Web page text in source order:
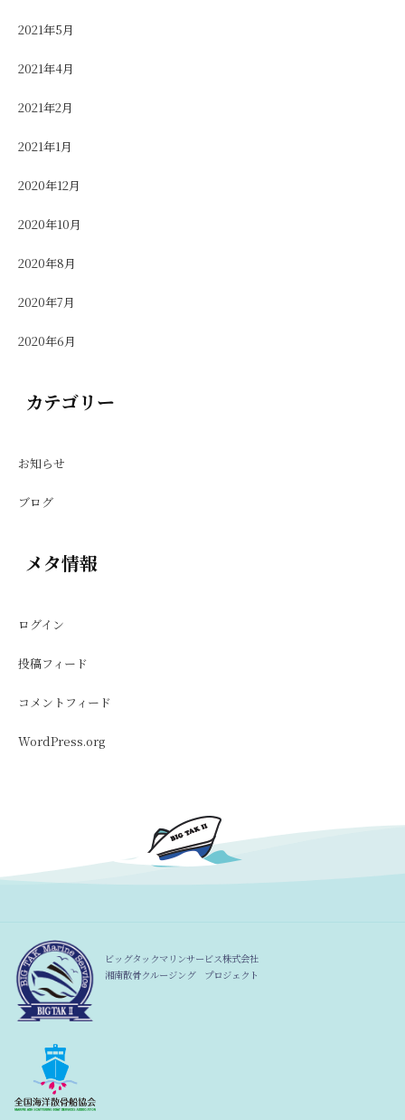
2021年5月
2021年4月
2021年2月
2021年1月
2020年12月
2020年10月
2020年8月
2020年7月
2020年6月
カテゴリー
お知らせ
ブログ
メタ情報
ログイン
投稿フィード
コメントフィード
WordPress.org
ビッグタックマリンサービス株式会社
湘南散骨クルージング プロジェクト